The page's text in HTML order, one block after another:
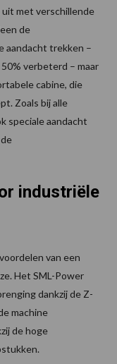
met verschillende
de
aandacht trekken –
verbeterd – maar
cabine, die
Zoals bij alle
speciale aandacht
industriële
van een
Het SML-Power
dankzij de Z-
machine
de hoge